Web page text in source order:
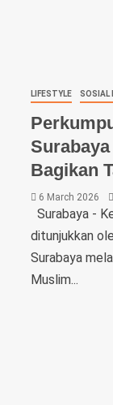
LIFESTYLE SOSIAL
Bagikan
6 March 2026
Surabaya -
ditunjukkan
Surabaya
Muslim...